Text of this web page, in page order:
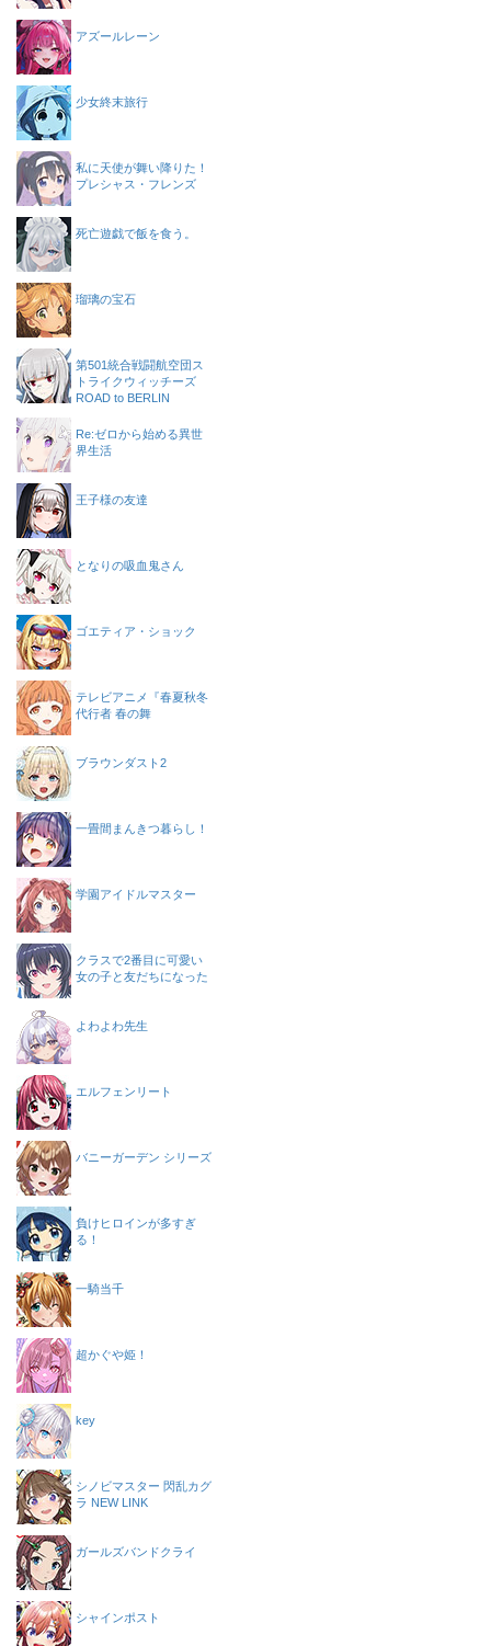
アズールレーン
少女終末旅行
私に天使が舞い降りた！
プレシャス・フレンズ
死亡遊戯で飯を食う。
瑠璃の宝石
第501統合戦闘航空団ス
トライクウィッチーズ
ROAD to BERLIN
Re:ゼロから始める異世
界生活
王子様の友達
となりの吸血鬼さん
ゴエティア・ショック
テレビアニメ『春夏秋冬
代行者 春の舞
ブラウンダスト2
一畳間まんきつ暮らし！
学園アイドルマスター
クラスで2番目に可愛い
女の子と友だちになった
よわよわ先生
エルフェンリート
バニーガーデン シリーズ
負けヒロインが多すぎ
る！
一騎当千
超かぐや姫！
key
シノビマスター 閃乱カグ
ラ NEW LINK
ガールズバンドクライ
シャインポスト